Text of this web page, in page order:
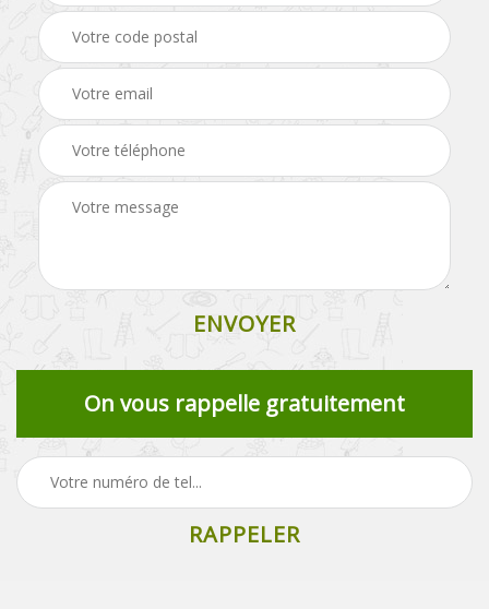
On vous rappelle gratuitement